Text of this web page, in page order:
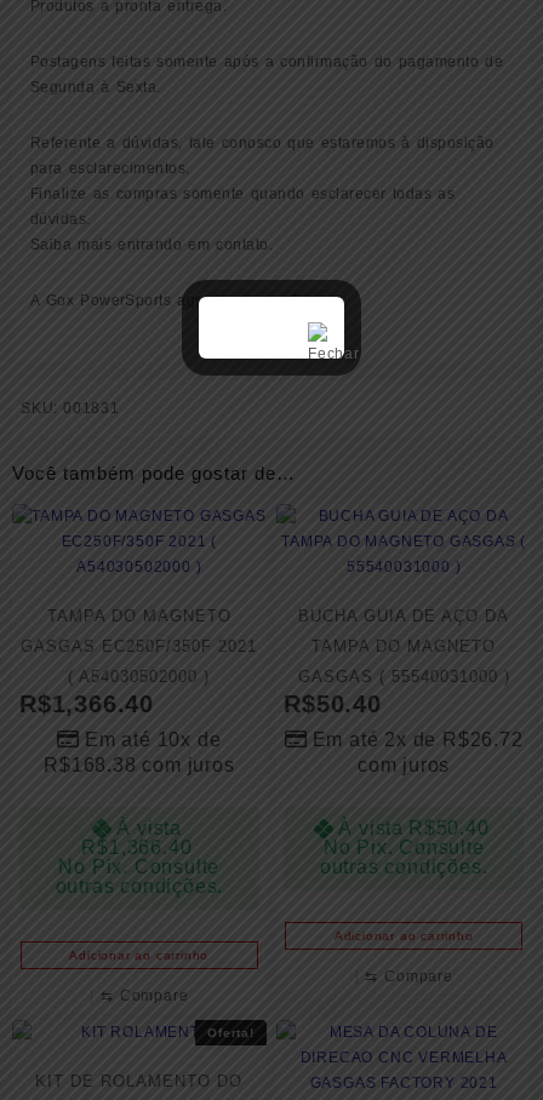
Produtos a pronta entrega.
Postagens feitas somente após a confirmação do pagamento de
Segunda à Sexta.
Referente a dúvidas, fale conosco que estaremos à disposição
para esclarecimentos.
Finalize as compras somente quando esclarecer todas as
dúvidas.
Saiba mais entrando em contato.
A Gox PowerSports agradece a confiança!
SKU: 001831
Você também pode gostar de…
TAMPA DO MAGNETO
GASGAS EC250F/350F 2021
( A54030502000 )
R$1,366.40
Em até 10x de
R$168.38 com juros
À vista
R$1,366.40
No Pix. Consulte
outras condições.
Adicionar ao carrinho
⇆ Compare
BUCHA GUIA DE AÇO DA
TAMPA DO MAGNETO
GASGAS ( 55540031000 )
R$50.40
Em até 2x de R$26.72
com juros
À vista R$50.40
No Pix. Consulte
outras condições.
Adicionar ao carrinho
⇆ Compare
Oferta!
KIT DE ROLAMENTO DO